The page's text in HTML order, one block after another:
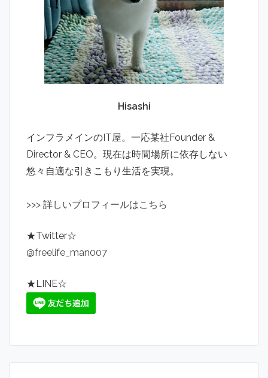
Hisashi
インフラメインのIT屋。一応某社Founder &
Director & CEO。現在は時間場所に依存しない
悠々自適な引きこもり生活を実現。
>>> 詳しいプロフィールはこちら
★Twitter☆
@freelife_man007
★LINE☆